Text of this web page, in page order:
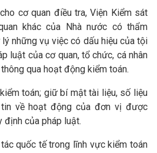
cơ quan điều tra, Viện Kiểm sát
khác của Nhà nước có thẩm
những vụ việc có dấu hiệu của tội
luật của cơ quan, tổ chức, cá nhân
qua hoạt động kiểm toán.
toán; giữ bí mật tài liệu, số liệu
về hoạt động của đơn vị được
định của pháp luật.
quốc tế trong lĩnh vực kiểm toán